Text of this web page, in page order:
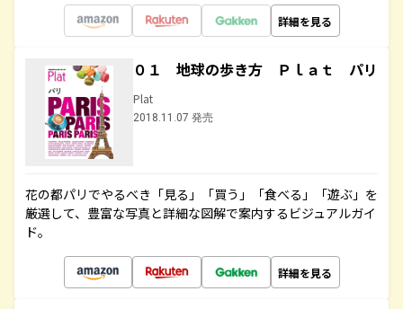
詳細を見る
０１ 地球の歩き方 Ｐｌａｔ パリ
Plat
2018.11.07 発売
花の都パリでやるべき「見る」「買う」「食べる」「遊ぶ」を
厳選して、豊富な写真と詳細な図解で案内するビジュアルガイ
ド。
詳細を見る